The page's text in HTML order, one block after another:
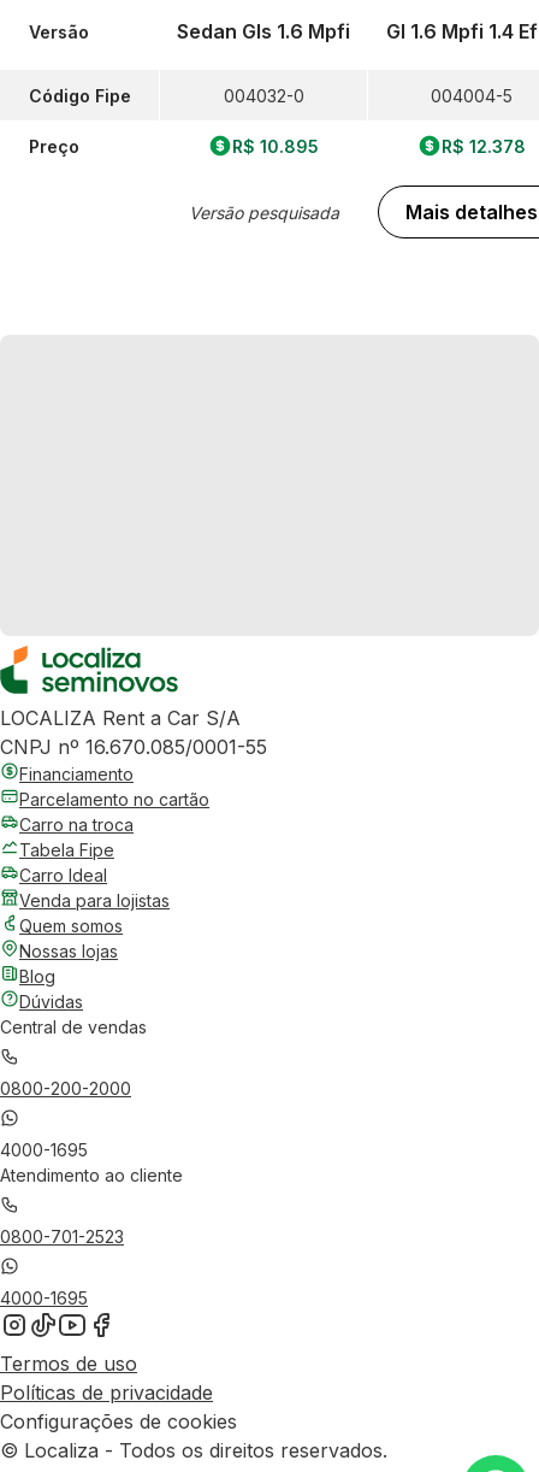
Versão
Código Fipe
Preço
Sedan Gls 1.6 Mpfi
004032-0
R$ 10.895
Versão pesquisada
Gl 1.6 Mpfi 1.4
004004-5
R$ 12.378
Mais detalhes
LOCALIZA Rent a Car S/A
CNPJ nº 16.670.085/0001-55
Financiamento
Parcelamento no cartão
Carro na troca
Tabela Fipe
Carro Ideal
Venda para lojistas
Quem somos
Nossas lojas
Blog
Dúvidas
Central de vendas
0800-200-2000
4000-1695
Atendimento ao cliente
0800-701-2523
4000-1695
Termos de uso
Políticas de privacidade
Configurações de cookies
© Localiza - Todos os direitos reservados.